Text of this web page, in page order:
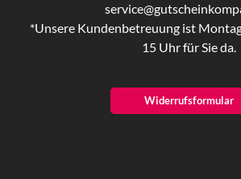
*Unsere Kundenbetreuung ist
15 Uhr für Sie da.
Widerrufsformular